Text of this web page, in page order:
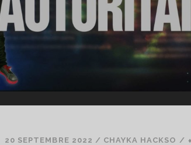
20 SEPTEMBRE 2022 / CHAYKA HACKSO /